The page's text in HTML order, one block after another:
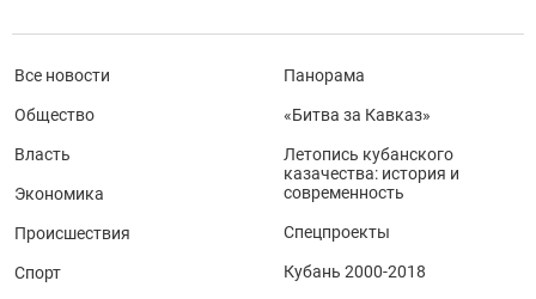
Все новости
Общество
Власть
Экономика
Происшествия
Спорт
Панорама
«Битва за Кавказ»
Летопись кубанского
казачества: история и
современность
Спецпроекты
Кубань 2000-2018